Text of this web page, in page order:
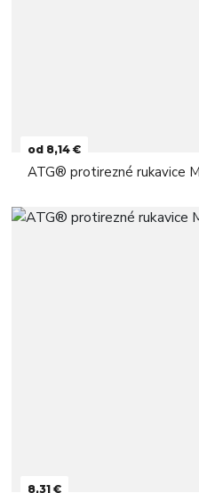
od 8,14 €
ATG® protirezné rukavice
8,31 €